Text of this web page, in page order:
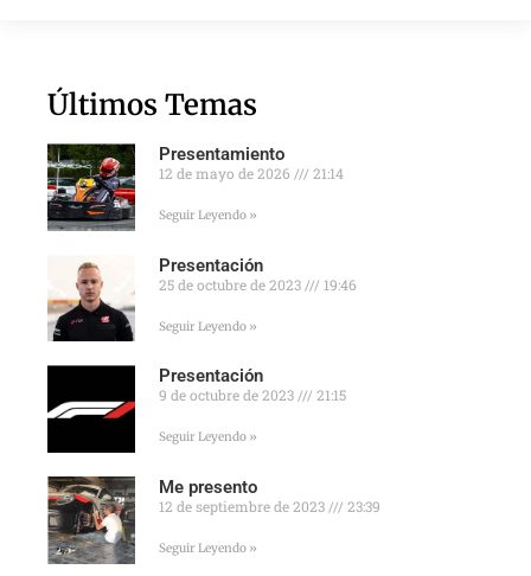
Últimos Temas
Presentamiento
12 de mayo de 2026 21:14
Seguir Leyendo »
Presentación
25 de octubre de 2023 19:46
Seguir Leyendo »
Presentación
9 de octubre de 2023 21:15
Seguir Leyendo »
Me presento
12 de septiembre de 2023 23:39
Seguir Leyendo »